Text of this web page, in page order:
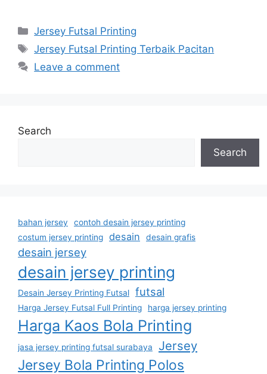
Categories
Jersey Futsal Printing
Tags
Jersey Futsal Printing Terbaik Pacitan
Leave a comment
Search
Search
bahan jersey
contoh desain jersey printing
costum jersey printing
desain desain grafis
desain jersey
desain jersey printing
Desain Jersey Printing Futsal futsal
Harga Jersey Futsal Full Printing harga jersey printing
Harga Kaos Bola Printing
jasa jersey printing futsal surabaya Jersey
Jersey Bola Printing Polos